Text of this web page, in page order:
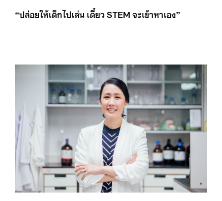
“ปล่อยให้เด็กไปเล่น เดี๋ยวSTEM จะเข้าหาเอง”